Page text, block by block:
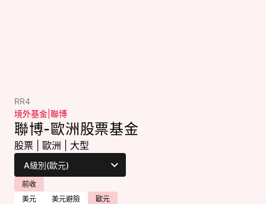
RR4
境外基金 聯博
聯博-歐洲股票基金
股票 歐洲 大型
前收
美元
美元避險
歐元